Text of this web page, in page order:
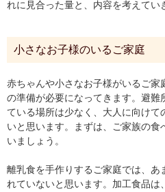
れに見合った量と、内容を考えてい
小さなお子様のいるご家庭
赤ちゃんや小さなお子様がいるご家
の準備が必要になってきます。避難
ている場所は少なく、大人に向け
いと思います。まずは、ご家族の
いましょう。
離乳食を手作りするご家庭では、あ
れていないと思います。加工食品